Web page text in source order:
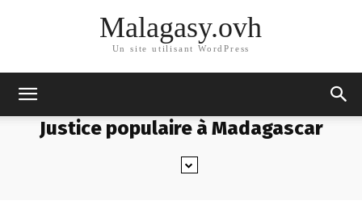
Malagasy.ovh
Un site utilisant WordPress
Justice populaire à Madagascar